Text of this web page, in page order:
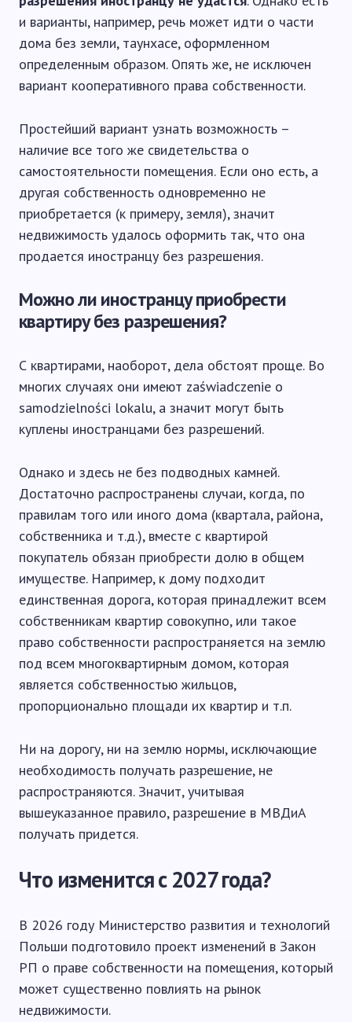
и варианты, например, речь может идти о части
дома без земли, таунхасе, оформленном
определенным образом. Опять же, не исключен
вариант кооперативного права собственности.
Простейший вариант узнать возможность –
наличие все того же свидетельства о
самостоятельности помещения. Если оно есть, а
другая собственность одновременно не
приобретается (к примеру, земля), значит
недвижимость удалось оформить так, что она
продается иностранцу без разрешения.
Можно ли иностранцу приобрести
квартиру без разрешения?
С квартирами, наоборот, дела обстоят проще. Во
многих случаях они имеют zaświadczenie o
samodzielności lokalu, а значит могут быть
куплены иностранцами без разрешений.
Однако и здесь не без подводных камней.
Достаточно распространены случаи, когда, по
правилам того или иного дома (квартала, района,
собственника и т.д.), вместе с квартирой
покупатель обязан приобрести долю в общем
имуществе. Например, к дому подходит
единственная дорога, которая принадлежит всем
собственникам квартир совокупно, или такое
право собственности распространяется на землю
под всем многоквартирным домом, которая
является собственностью жильцов,
пропорционально площади их квартир и т.п.
Ни на дорогу, ни на землю нормы, исключающие
необходимость получать разрешение, не
распространяются. Значит, учитывая
вышеуказанное правило, разрешение в МВДиА
получать придется.
Что изменится с 2027 года?
В 2026 году Министерство развития и технологий
Польши подготовило проект изменений в Закон
РП о праве собственности на помещения, который
может существенно повлиять на рынок
недвижимости.